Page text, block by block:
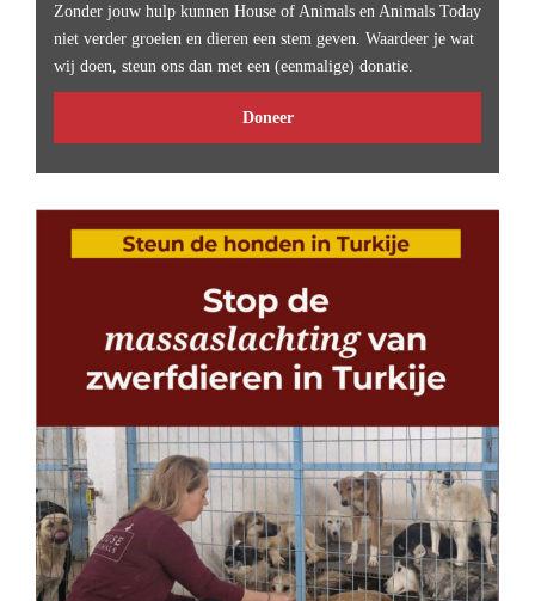
Zonder jouw hulp kunnen House of Animals en Animals Today
niet verder groeien en dieren een stem geven. Waardeer je wat
wij doen, steun ons dan met een (eenmalige) donatie.
Doneer